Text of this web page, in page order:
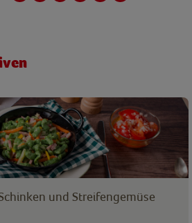
und Streifengemüse